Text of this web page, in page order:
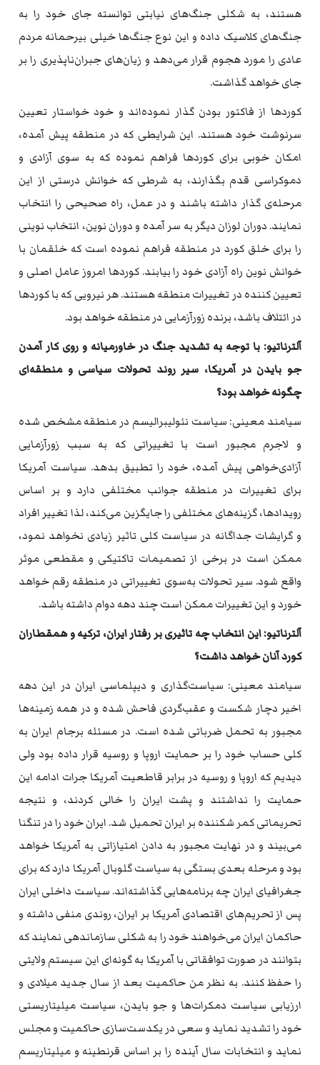
هستند، به‌ شکلی جنگ‌های نیابتی توانسته‌ جای خود را به‌
جنگ‌های کلاسیک داده‌ و این نوع جنگ‌ها خیلی بیرحمانه‌ مردم
عادی را مورد هجوم قرار می‌دهد و زیان‌های جبران‌ناپذیری را بر
جای خواهد گذاشت.
کوردها از فاکتور بودن گذار نموده‌اند و خود خواستار تعیین
سرنوشت خود هستند. این شرایطی که‌ در منطقه‌ پیش آمده‌،
امکان خوبی برای کوردها فراهم نموده‌ که‌ به‌ سوی آزادی و
دموکراسی قدم بگذارند، به‌ شرطی که‌ خوانش درستی از این
مرحله‌‌ی گذار داشته‌ باشند و در عمل، راه‌ صحیحی را انتخاب
نمایند. دوران لوزان دیگر به‌ سر آمده‌ و دوران نوین، انتخاب نوینی
را برای خلق کورد در منطقه‌ فراهم نموده‌ است که‌ خلقمان با
خوانش نوین راه‌ آزادی خود را بیابند. کوردها امروز عامل اصلی و
تعیین کننده‌ در تغییرات منطقه‌ هستند. هر نیرویی که‌ با کوردها
در ائتلاف باشد، برنده‌ زورآزمایی در منطقه‌ خواهد بود.
آلترناتیو: با توجه‌ به‌ تشدید جنگ در خاورمیانه‌ و روی کار آمدن
جو بایدن در آمریکا، سیر روند تحولات سیاسی و منطقه‌ای
چگونه‌ خواهد بود؟
سیامند معینی: سیاست نئولیبرالیسم در منطقه‌ مشخص شده‌
و لاجرم مجبور است با تغییراتی که‌ به‌ سبب زورآزمایی
آزادی‌خواهی پیش آمده‌، خود را تطبیق بدهد. سیاست آمریکا
برای تغییرات در منطقه‌ جوانب مختلفی دارد و بر اساس
رویدادها، گزینه‌های مختلفی را جایگزین می‌کند، لذا تغییر افراد
و گرایشات جداگانه‌ در سیاست کلی تاثیر زیادی نخواهد نمود،
ممکن است در برخی از تصمیمات تاکتیکی و مقطعی موثر
واقع شود. سیر تحولات به‌سوی تغییراتی در منطقه‌ رقم خواهد
خورد و این تغییرات ممکن است چند دهه‌ دوام داشته‌ باشد.
آلترناتیو: این انتخاب چه‌ تاثیری بر رفتار ایران، ترکیه‌ و همقطاران
کورد آنان خواهد داشت؟
سیامند معینی: سیاست‌گذاری و دیپلماسی ایران در این دهه‌
اخیر دچار شکست و عقب‌گردی فاحش شده‌ و در همه‌ زمینه‌ها
مجبور به‌ تحمل ضرباتی شده‌ است. در مسئله‌ برجام ایران به‌
کلی حساب خود را بر حمایت اروپا و روسیه‌ قرار داده‌ بود ولی
دیدیم که‌ اروپا و روسیه‌ در برابر قاطعیت آمریکا جرات ادامه‌ این
حمایت را نداشتند و پشت ایران را خالی کردند، و نتیجه‌
تحریماتی کمر شکننده‌ بر ایران تحمیل شد. ایران خود را در تنگنا
می‌بیند و در نهایت مجبور به‌ دادن امتیازاتی به‌ آمریکا خواهد
بود و مرحله‌ بعدی بستگی به‌ سیاست گلوبال آمریکا دارد که‌ برای
جغرافیای ایران چه‌ برنامه‌هایی گذاشته‌اند. سیاست داخلی ایران
پس از تحریم‌های اقتصادی آمریکا بر ایران، روندی منفی داشته‌ و
حاکمان ایران می‌خواهند خود را به‌ شکلی سازماندهی نمایند که‌
بتوانند در صورت توافقاتی با آمریکا به‌ گونه‌ای این سیستم ولایتی
را حفظ کنند. به‌ نظر من حاکمیت بعد از سال جدید میلادی و
ارزیابی سیاست دمکرات‌ها و جو بایدن، سیاست میلیتاریستی
خود را تشدید نماید و سعی در یکدست‌سازی حاکمیت و مجلس
نماید و انتخابات سال آینده‌ را بر اساس قرنطینه‌ و میلیتاریسم